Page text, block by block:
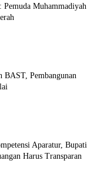
Muhammadiyah
BAST, Pembangunan
Aparatur, Bupati
Harus Transparan